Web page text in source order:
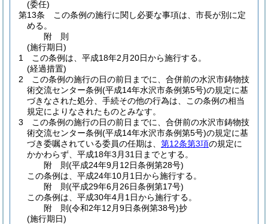
(委任)
第13条
この条例の施行に関し必要な事項は、市長が別に定
める。
附 則
(施行期日)
1
この条例は、平成18年2月20日から施行する。
(経過措置)
2
この条例の施行の日の前日までに、合併前の水沢市鋳物技
術交流センター条例(平成14年水沢市条例第5号)の規定に基
づきなされた処分、手続その他の行為は、この条例の相当
規定によりなされたものとみなす。
3
この条例の施行の日の前日までに、合併前の水沢市鋳物技
術交流センター条例(平成14年水沢市条例第5号)の規定に基
づき委嘱されている委員の任期は、 第12条第3項の規定に
かかわらず、平成18年3月31日までとする。
附 則(平成24年9月12日条例第28号)
この条例は、平成24年10月1日から施行する。
附 則(平成29年6月26日条例第17号)
この条例は、平成30年4月1日から施行する。
附 則(令和2年12月9日条例第38号)抄
(施行期日)